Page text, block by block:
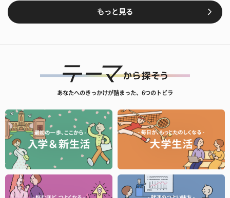
もっと見る
あなたへのきっかけが詰まった、6つのトビラ